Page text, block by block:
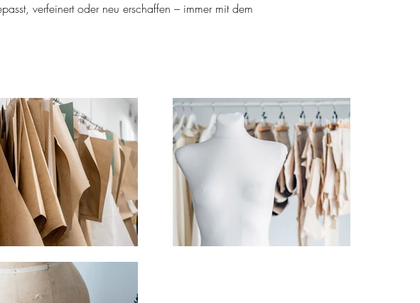
verfeinert oder neu erschaffen – immer mit dem